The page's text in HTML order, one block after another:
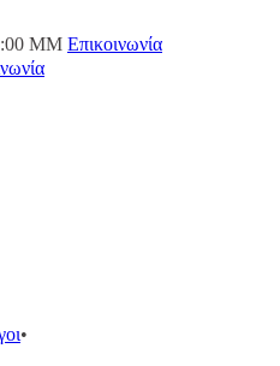
ΜΜ Επικοινωνία